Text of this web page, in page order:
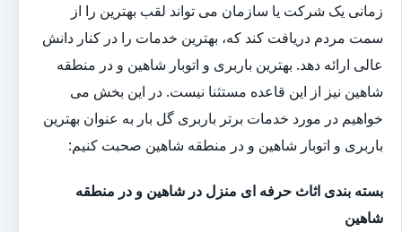
زمانی یک شرکت یا سازمان می تواند لقب بهترین را از
سمت مردم دریافت کند که، بهترین خدمات را در کنار دانش
عالی ارائه دهد. بهترین باربری و اتوبار شاهین و در منطقه
شاهین نیز از این قاعده مستثنا نیست. در این بخش می
خواهیم در مورد خدمات برتر باربری گل بار به عنوان بهترین
باربری و اتوبار شاهین و در منطقه شاهین صحبت کنیم:
بسته بندی اثاث حرفه ای منزل در شاهین و در منطقه
شاهین